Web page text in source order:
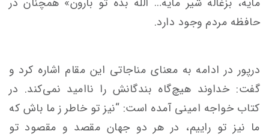
حافظه مردم وجود دارد.
درپور در ادامه به معنای مناجاتی این مقام اشاره کرد و
گفت: خداوند هیچ‌گاه بندگانش را ناامید نمی‌کند. در
کتاب خواجه امینی آمده است: “نیز تو خاطر ز ما باش که
ما نیز تو راییم، در هر دو جهان مقصد و مقصود تو